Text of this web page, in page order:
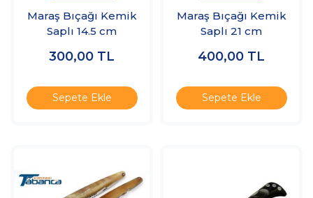
Maraş Bıçağı Kemik
Saplı 14.5 cm
300,00 TL
Sepete Ekle
Maraş Bıçağı Kemik
Saplı 21 cm
400,00 TL
Sepete Ekle